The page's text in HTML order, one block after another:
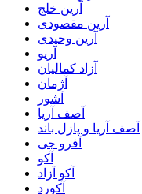
آرین خلج
آرین مقصودی
آرین وحیدی
آریو
آزاد کمالیان
آژمان
آشور
آصف آریا
آصف آریا و پازل باند
آفرو جی
آکو
آکو آزاد
آکورد